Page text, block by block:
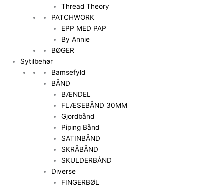
Thread Theory
PATCHWORK
EPP MED PAP
By Annie
BØGER
Sytilbehør
Bamsefyld
BÅND
BÆNDEL
FLÆSEBÅND 30MM
Gjordbånd
Piping Bånd
SATINBÅND
SKRÅBÅND
SKULDERBÅND
Diverse
FINGERBØL